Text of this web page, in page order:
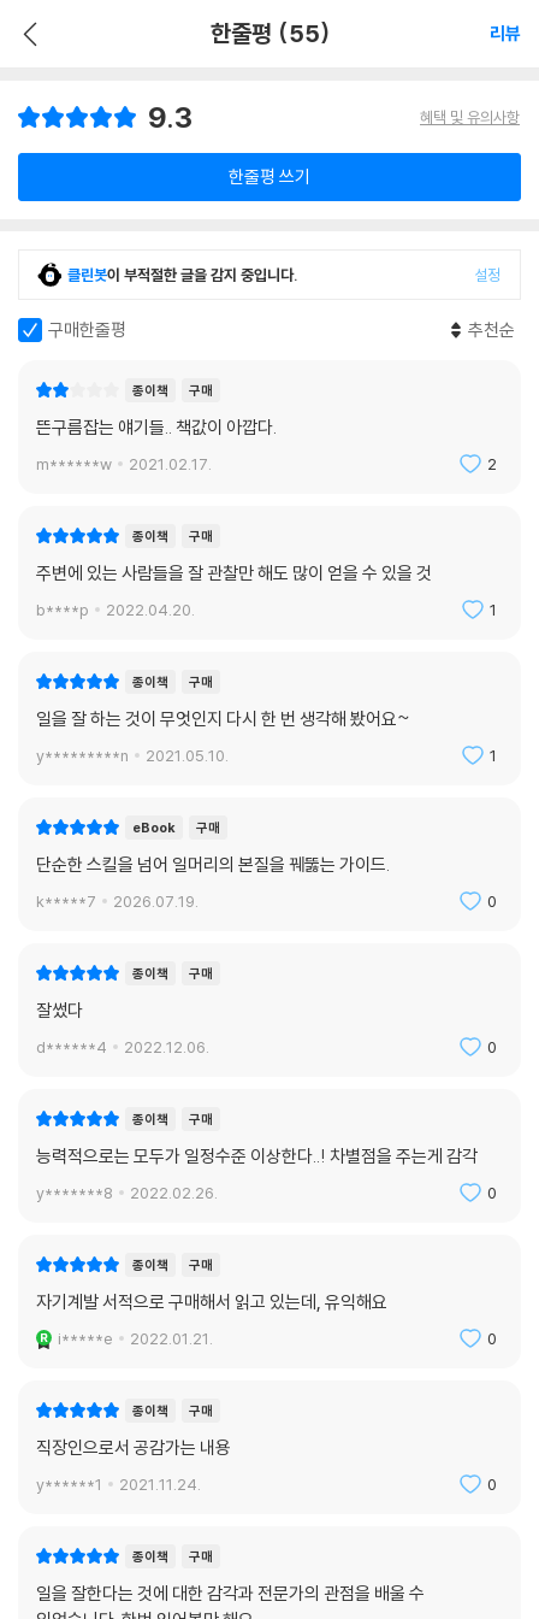
한줄평 (55) 리뷰
9.3 혜택 및 유의사항
한줄평 쓰기
클린봇이 부적절한 글을 감지 중입니다. 설정
구매한줄평 추천순
종이책 구매
뜬구름잡는 얘기들.. 책값이 아깝다.
m******w 2021.02.17. 2
종이책 구매
주변에 있는 사람들을 잘 관찰만 해도 많이 얻을 수 있을 것
b****p 2022.04.20. 1
종이책 구매
일을 잘 하는 것이 무엇인지 다시 한 번 생각해 봤어요~
y*********n 2021.05.10. 1
eBook 구매
단순한 스킬을 넘어 일머리의 본질을 꿰뚫는 가이드.
k*****7 2026.07.19. 0
종이책 구매
잘썼다
d******4 2022.12.06. 0
종이책 구매
능력적으로는 모두가 일정수준 이상한다..! 차별점을 주는게 감각
y*******8 2022.02.26. 0
종이책 구매
자기계발 서적으로 구매해서 읽고 있는데, 유익해요
i*****e 2022.01.21. 0
종이책 구매
직장인으로서 공감가는 내용
y******1 2021.11.24. 0
종이책 구매
일을 잘한다는 것에 대한 감각과 전문가의 관점을 배울 수